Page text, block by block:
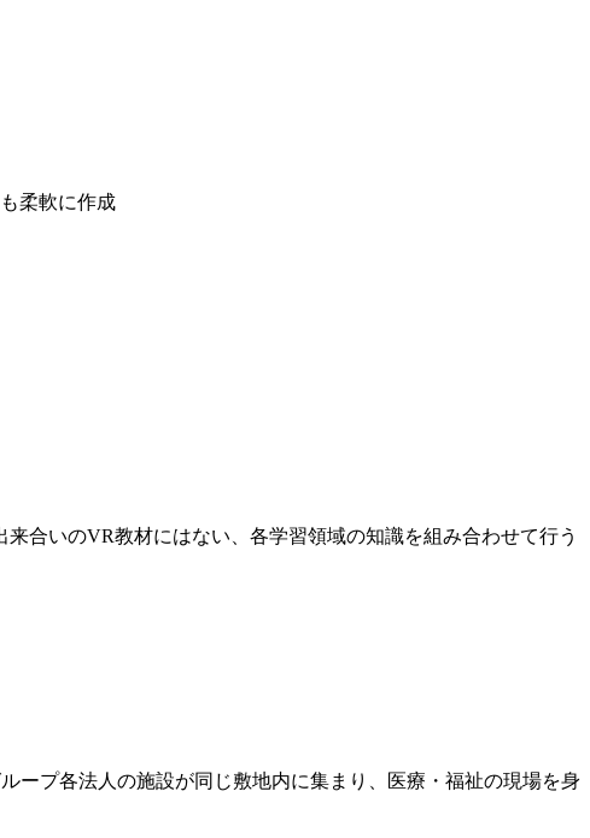
柔軟に作成
合いのVR教材にはない、各学習領域の知識を組み合わせて行う
プ各法人の施設が同じ敷地内に集まり、医療・福祉の現場を身